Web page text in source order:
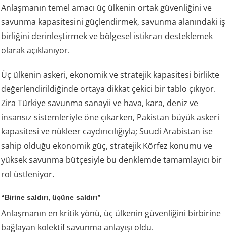
Anlaşmanın temel amacı üç ülkenin ortak güvenliğini ve
savunma kapasitesini güçlendirmek, savunma alanındaki iş
birliğini derinleştirmek ve bölgesel istikrarı desteklemek
olarak açıklanıyor.
Üç ülkenin askeri, ekonomik ve stratejik kapasitesi birlikte
değerlendirildiğinde ortaya dikkat çekici bir tablo çıkıyor.
Zira Türkiye savunma sanayii ve hava, kara, deniz ve
insansız sistemleriyle öne çıkarken, Pakistan büyük askeri
kapasitesi ve nükleer caydırıcılığıyla; Suudi Arabistan ise
sahip olduğu ekonomik güç, stratejik Körfez konumu ve
yüksek savunma bütçesiyle bu denklemde tamamlayıcı bir
rol üstleniyor.
“Birine saldırı, üçüne saldırı”
Anlaşmanın en kritik yönü, üç ülkenin güvenliğini birbirine
bağlayan kolektif savunma anlayışı oldu.